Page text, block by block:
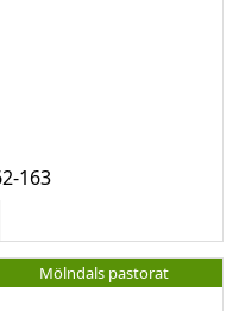
163
Mölndals pastorat